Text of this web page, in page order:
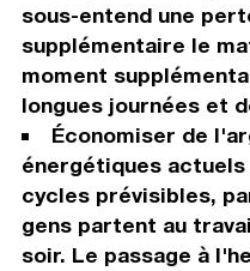
sous-entend une
supplémentaire le
moment
longues journées et
Économiser de
énergétiques
cycles prévisibles,
gens partent au
soir. Le passage à